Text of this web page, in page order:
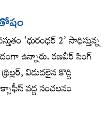
‘ధురంధర్ 2’ సాధిస్తున్న
ఉన్నారు. రణవీర్ సింగ్
విడుదలైన కొద్ది
వద్ద సంచలనం